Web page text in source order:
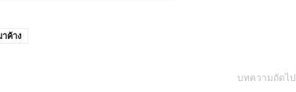
าค้าง
บทความถัดไป